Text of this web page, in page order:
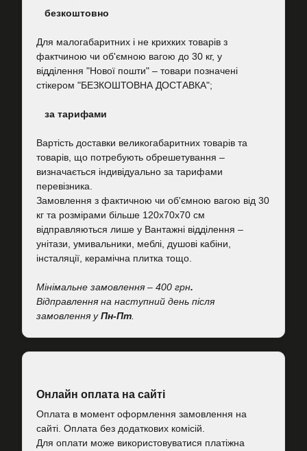
безкоштовно
Для малогабаритних і не крихких товарів з
фактчиною чи об'ємною вагою до 30 кг, у
відділення "Нової пошти" – товари позначені
стікером "БЕЗКОШТОВНА ДОСТАВКА";
за тарифами
Вартість доставки великогабаритних товарів та
товарів, що потребують обрешетування –
визначається індивідуально за тарифами
перевізника.
Замовлення з фактичною чи об'ємною вагою від 30
кг та розмірами більше 120х70х70 см
відправляються лише у Вантажні відділення –
унітази, умивальники, меблі, душові кабіни,
інсталяції, керамічна плитка тощо.
Мінімальне замовлення – 400 грн.
Відправлення на наступний день після
замовлення уПн-Пт
Онлайн оплата на сайті
Оплата в момент оформлення замовлення на
сайті. Оплата без додаткових комісій.
Для оплати може використовуватися платіжна